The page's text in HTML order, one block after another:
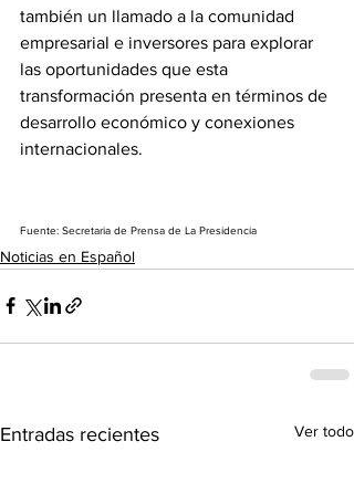
también un llamado a la comunidad
empresarial e inversores para explorar
las oportunidades que esta
transformación presenta en términos de
desarrollo económico y conexiones
internacionales.
Fuente: Secretaria de Prensa de La Presidencia
Noticias en Español
Entradas recientes Ver todo